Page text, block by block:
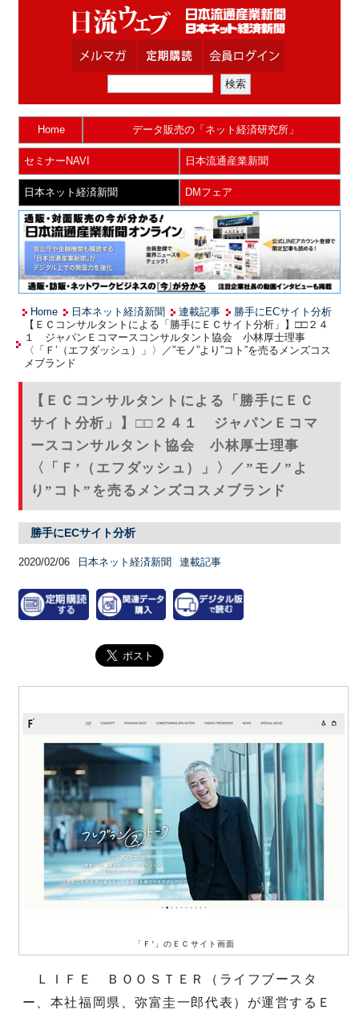
Home データ販売の「ネット経済研究所」
セミナーNAVI 日本流通産業新聞
日本ネット経済新聞 DMフェア
Home 日本ネット経済新聞 連載記事
勝手にECサイト分析
【ＥＣコンサルタントによる「勝手にＥＣサイト分析」】□□２４
１ ジャパンＥコマースコンサルタント協会 小林厚士理事
〈「Ｆ’（エフダッシュ）」〉／”モノ”より”コト”を売るメンズコス
メブランド
【ＥＣコンサルタントによる「勝手にＥＣ
サイト分析」】□□２４１ ジャパンＥコマ
ースコンサルタント協会 小林厚士理事
〈「Ｆ’（エフダッシュ）」〉／”モノ”よ
り”コト”を売るメンズコスメブランド
勝手にECサイト分析
2020/02/06 日本ネット経済新聞 連載記事
「Ｆ’」のＥＣサイト画面
ＬＩＦＥ ＢＯＯＳＴＥＲ（ライフブースタ
ー、本社福岡県、弥富圭一郎代表）が運営するＥ